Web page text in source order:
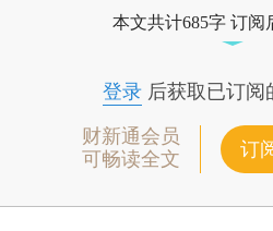
本文共计685字 订阅
登录后获取已订阅
财新通会员
可畅读全文
订